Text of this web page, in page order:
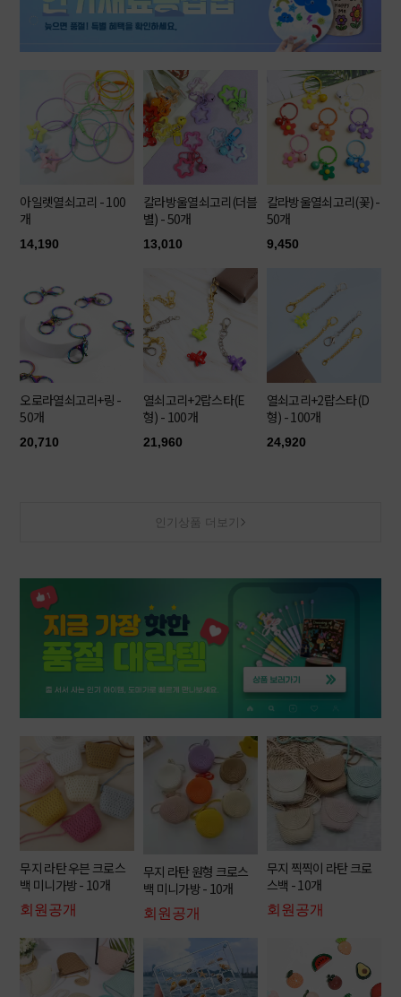
아일렛열쇠고리 - 100
개
14,190
칼라방울열쇠고리(더블
별) - 50개
13,010
칼라방울열쇠고리(꽃) -
50개
9,450
오로라열쇠고리+링 -
50개
20,710
열쇠고리+2랍스타(E
형) - 100개
21,960
열쇠고리+2랍스타(D
형) - 100개
24,920
인기상품 더보기
무지 라탄 우븐 크로스
백 미니가방 - 10개
회원공개
무지 라탄 원형 크로스
백 미니가방 - 10개
회원공개
무지 찍찍이 라탄 크로
스백 - 10개
회원공개